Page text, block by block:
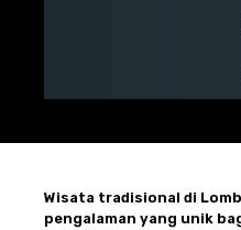
Wisata tradisional di
pengalaman yang unik